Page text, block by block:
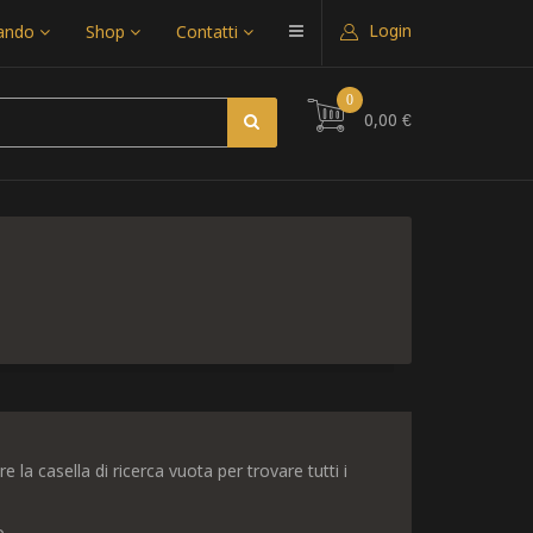
Shop Contatti Login
0
0,00 €
la casella di ricerca vuota per trovare tutti i